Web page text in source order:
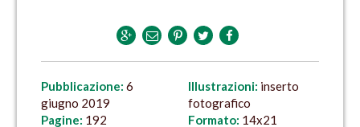
Pubblicazione: 6
giugno 2019
Pagine: 192
Illustrazioni:
fotografico
Formato: 14x21